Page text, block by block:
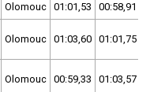
Olomouc 01:01,53 00:58,91
Olomouc 01:03,60 01:01,75
Olomouc 00:59,33 01:03,57